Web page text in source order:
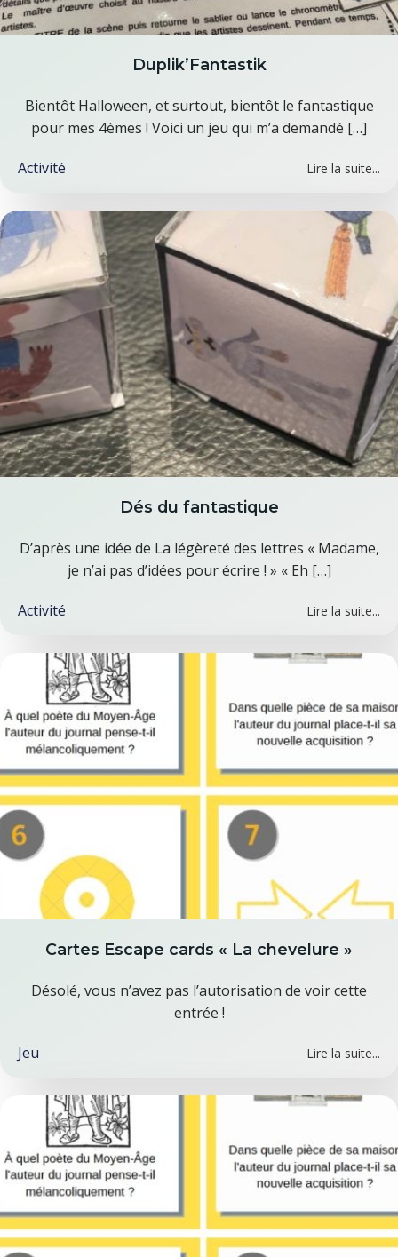
Duplik’Fantastik
Bientôt Halloween, et surtout, bientôt le fantastique
pour mes 4èmes ! Voici un jeu qui m’a demandé […]
Activité Lire la suite...
Dés du fantastique
D’après une idée de La légèreté des lettres « Madame,
je n’ai pas d’idées pour écrire ! » « Eh […]
Activité Lire la suite...
Cartes Escape cards « La chevelure »
Désolé, vous n’avez pas l’autorisation de voir cette
entrée !
Jeu Lire la suite...